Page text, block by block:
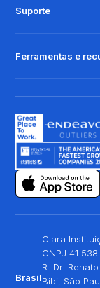
Suporte
Ferramentas e
Brasil
Clara
CNPJ
R. Dr.
Bibi, São